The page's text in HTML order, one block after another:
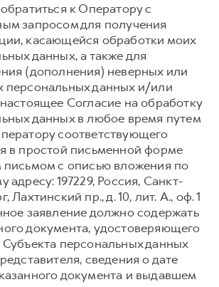
к Оператору с
запросом для получения
касающейся обработки моих
данных, а также для
(дополнения) неверных или
персональных данных и/или
Согласие на обработку
данных в любое время путем
соответствующего
в простой письменной форме
письмом с описью вложения по
адресу: 197229, Россия, Санкт-
Лахтинский пр., д. 10, лит. А., оф. 1
заявление должно содержать
документа, удостоверяющего
Субъекта персональных данных
сведения о дате
документа и выдавшем